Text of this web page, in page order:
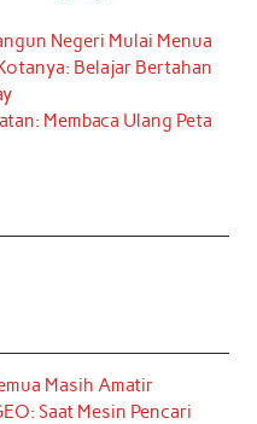
Negeri Mulai Menua
Belajar Bertahan
Membaca Ulang Peta
Masih Amatir
Saat Mesin Pencari